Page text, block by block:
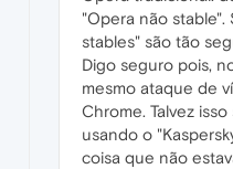
"Opera não stable".
stables" são tão
Digo seguro pois,
mesmo ataque de
Chrome. Talvez
usando o
coisa que não